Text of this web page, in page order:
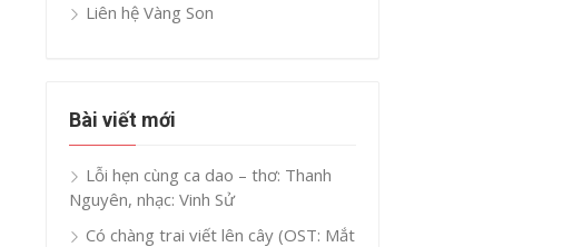
Liên hệ Vàng Son
Bài viết mới
Lỗi hẹn cùng ca dao – thơ: Thanh
Nguyên, nhạc: Vinh Sử
Có chàng trai viết lên cây (OST: Mắt